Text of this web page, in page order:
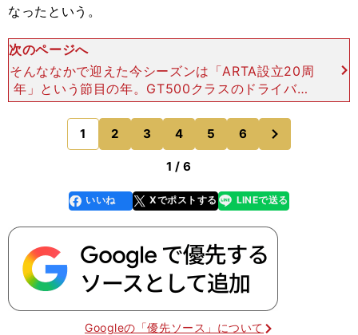
なったという。
次のページへ
そんななかで迎えた今シーズンは「ARTA設立20周
年」という節目の年。GT500クラスのドライバー
は、このプロジェクトで育ち、国内トップカテゴリ
ーで活躍するようになった野尻智紀／小林崇志のふ
たりに託し
1 2 3 4 5 6
のページへ
1 / 6
faceboo
k
いいね Xでポストする
line LINEで送る
Googleの「優先ソース」について